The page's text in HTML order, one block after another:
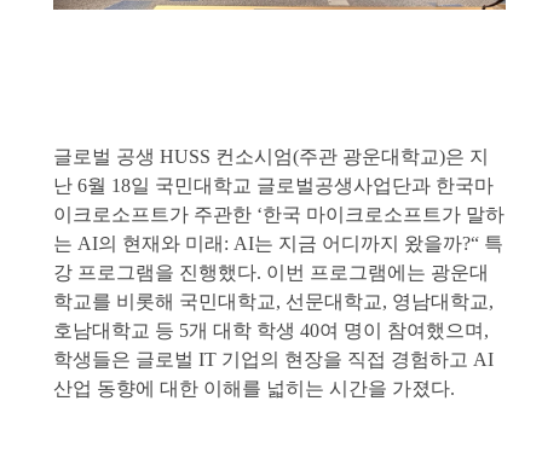
글로벌 공생 HUSS 컨소시엄(주관 광운대학교)은 지
난 6월 18일 국민대학교 글로벌공생사업단과 한국마
이크로소프트가 주관한 ‘한국 마이크로소프트가 말하
는 AI의 현재와 미래: AI는 지금 어디까지 왔을까?“ 특
강 프로그램을 진행했다. 이번 프로그램에는 광운대
학교를 비롯해 국민대학교, 선문대학교, 영남대학교,
호남대학교 등 5개 대학 학생 40여 명이 참여했으며,
학생들은 글로벌 IT 기업의 현장을 직접 경험하고 AI
산업 동향에 대한 이해를 넓히는 시간을 가졌다.